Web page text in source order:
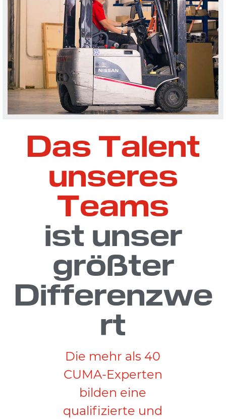
Das Talent
unseres
Teams
ist unser
größter
Differenzwe
rt
Die mehr als 40
CUMA-Experten
bilden eine
qualifizierte und